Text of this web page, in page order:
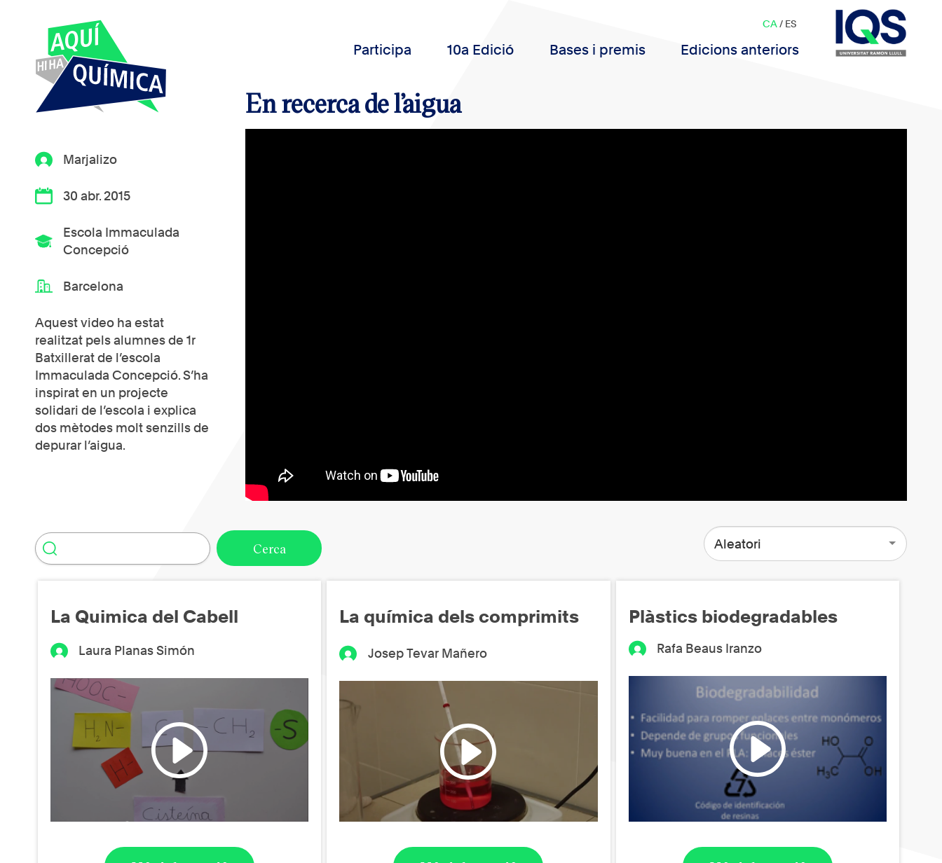
Participa 10a Edició Bases i premis Edicions anteriors
CA/ ES
Marjalizo
30 abr. 2015
Escola Immaculada
Concepció
Barcelona
Aquest video ha estat
realitzat pels alumnes de 1r
Batxillerat de l’escola
Immaculada Concepció. S’ha
inspirat en un projecte
solidari de l’escola i explica
dos mètodes molt senzills de
depurar l’aigua.
En recerca de l’aigua
Aleatori
La Quimica del Cabell
Laura Planas Simón
La química dels comprimits
Josep Tevar Mañero
Plàstics biodegradables
Rafa Beaus Iranzo